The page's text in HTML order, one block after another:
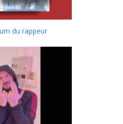
du rappeur